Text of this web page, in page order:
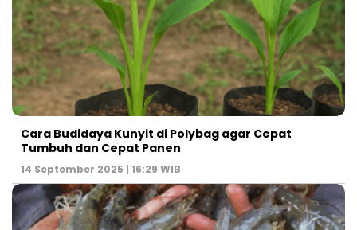
Cara Budidaya Kunyit di Polybag agar Cepat
Tumbuh dan Cepat Panen
14 September 2025 | 16:29 WIB